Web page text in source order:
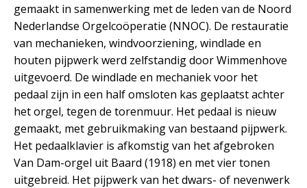
gemaakt in samenwerking met de leden van de Noord
Nederlandse Orgelcoöperatie (NNOC). De restauratie
van mechanieken, windvoorziening, windlade en
houten pijpwerk werd zelfstandig door Wimmenhove
uitgevoerd. De windlade en mechaniek voor het
pedaal zijn in een half omsloten kas geplaatst achter
het orgel, tegen de torenmuur. Het pedaal is nieuw
gemaakt, met gebruikmaking van bestaand pijpwerk.
Het pedaalklavier is afkomstig van het afgebroken
Van Dam-orgel uit Baard (1918) en met vier tonen
uitgebreid. Het pijpwerk van het dwars- of nevenwerk